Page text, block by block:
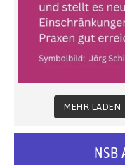
MEHR LADEN
NSB